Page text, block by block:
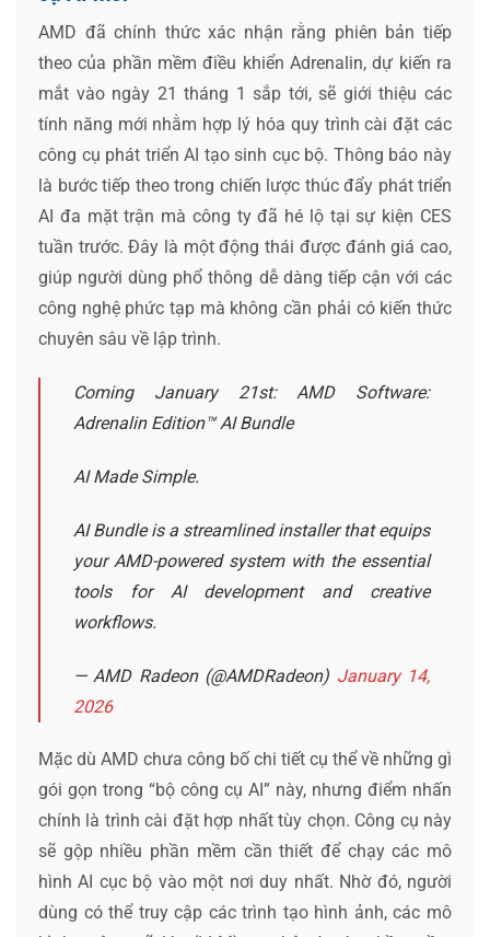
AMD đã chính thức xác nhận rằng phiên bản tiếp
theo của phần mềm điều khiển Adrenalin, dự kiến ra
mắt vào ngày 21 tháng 1 sắp tới, sẽ giới thiệu các
tính năng mới nhằm hợp lý hóa quy trình cài đặt các
công cụ phát triển AI tạo sinh cục bộ. Thông báo này
là bước tiếp theo trong chiến lược thúc đẩy phát triển
AI đa mặt trận mà công ty đã hé lộ tại sự kiện CES
tuần trước. Đây là một động thái được đánh giá cao,
giúp người dùng phổ thông dễ dàng tiếp cận với các
công nghệ phức tạp mà không cần phải có kiến thức
chuyên sâu về lập trình.
Coming January 21st: AMD Software:
Adrenalin Edition™ AI Bundle
AI Made Simple.
AI Bundle is a streamlined installer that equips
your AMD-powered system with the essential
tools for AI development and creative
workflows.
— AMD Radeon (@AMDRadeon) January 14,
2026
Mặc dù AMD chưa công bố chi tiết cụ thể về những gì
gói gọn trong “bộ công cụ AI” này, nhưng điểm nhấn
chính là trình cài đặt hợp nhất tùy chọn. Công cụ này
sẽ gộp nhiều phần mềm cần thiết để chạy các mô
hình AI cục bộ vào một nơi duy nhất. Nhờ đó, người
dùng có thể truy cập các trình tạo hình ảnh, các mô